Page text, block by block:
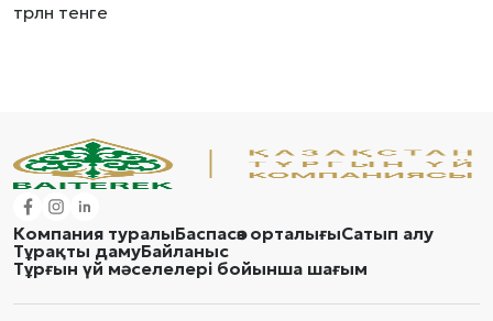
трлн тенге
Компания туралыБаспасөз орталығыСатып алу
Тұрақты дамуБайланыс
Тұрғын үй мәселелері бойынша шағым